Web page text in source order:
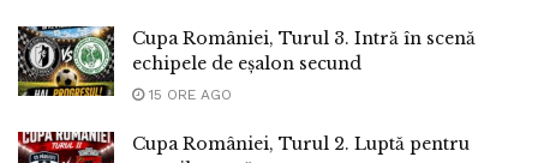
Cupa României, Turul 3. Intră în scenă
echipele de eșalon secund
15 ORE AGO
Cupa României, Turul 2. Luptă pentru